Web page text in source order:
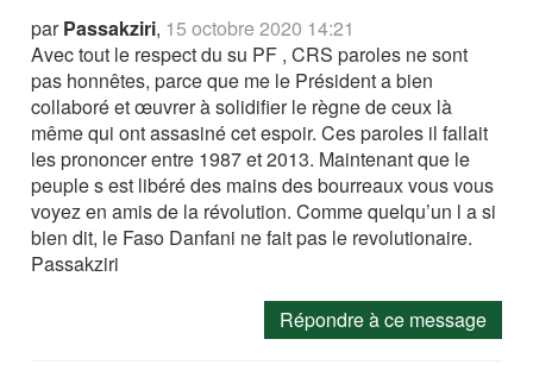
parPassakziri, 15 octobre 2020 14:21
Avec tout le respect du su PF , CRS paroles ne sont
pas honnêtes, parce que me le Président a bien
collaboré et œuvrer à solidifier le règne de ceux là
même qui ont assasiné cet espoir. Ces paroles il fallait
les prononcer entre 1987 et 2013. Maintenant que le
peuple s est libéré des mains des bourreaux vous vous
voyez en amis de la révolution. Comme quelqu’un l a si
bien dit, le Faso Danfani ne fait pas le revolutionaire.
Passakziri
Répondre à ce message